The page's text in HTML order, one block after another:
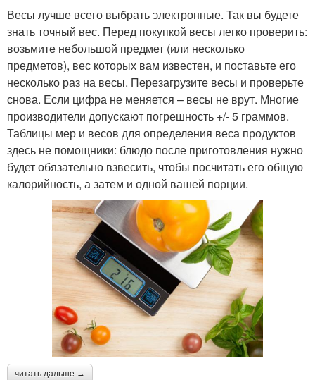
Весы лучше всего выбрать электронные. Так вы будете
знать точный вес. Перед покупкой весы легко проверить:
возьмите небольшой предмет (или несколько
предметов), вес которых вам известен, и поставьте его
несколько раз на весы. Перезагрузите весы и проверьте
снова. Если цифра не меняется – весы не врут. Многие
производители допускают погрешность +/- 5 граммов.
Таблицы мер и весов для определения веса продуктов
здесь не помощники: блюдо после приготовления нужно
будет обязательно взвесить, чтобы посчитать его общую
калорийность, а затем и одной вашей порции.
читать дальше →